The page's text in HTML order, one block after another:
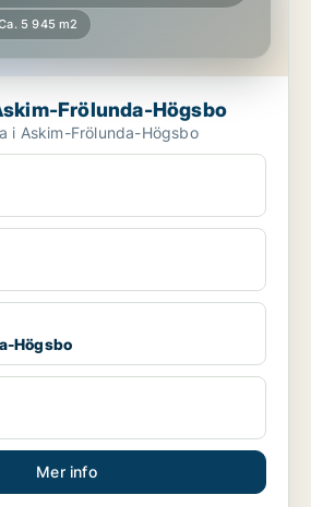
5 945 m2
Frölunda-Högsbo
i Askim-Frölunda-Högsbo
Högsbo
Mer info